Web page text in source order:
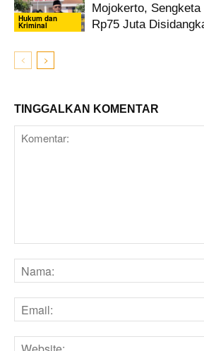
Hukum dan
Kriminal
Mojokerto,
Rp75 Juta
TINGGALKAN KOMENTAR